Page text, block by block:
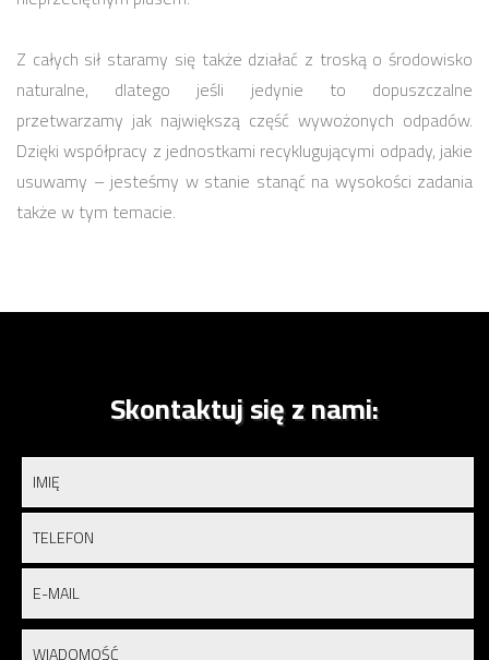
Z całych sił staramy się także działać z troską o środowisko
naturalne, dlatego jeśli jedynie to dopuszczalne
przetwarzamy jak największą część wywożonych odpadów.
Dzięki współpracy z jednostkami recyklugującymi odpady, jakie
usuwamy – jesteśmy w stanie stanąć na wysokości zadania
także w tym temacie.
Skontaktuj się z nami: